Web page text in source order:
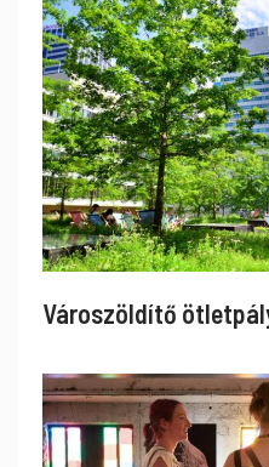
Városzöldítő